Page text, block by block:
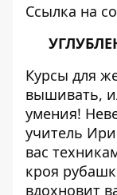
Ссылка на
Курсы для
вышивать,
умения!
учитель
вас
кроя
вдохновит